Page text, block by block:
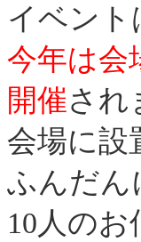
イベント
今年は会
開催され
会場に設
ふんだん
10人の